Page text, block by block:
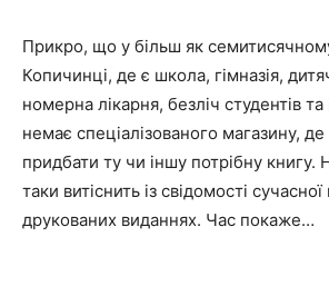
Прикро, що у більш як
Копичинці, де є школа, гімназія,
номерна лікарня, безліч студентів та
немає спеціалізованого магазину,
придбати ту чи іншу потрібну книгу.
таки витіснить із свідомості
друкованих виданнях. Час покаже…